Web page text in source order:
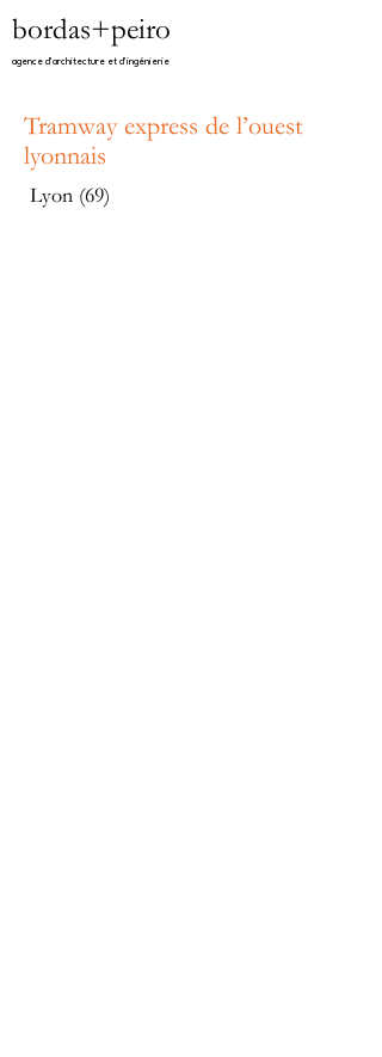
bordas+peiro
agence d'architecture et d'ingénierie​
Tramway express de l’ouest
lyonnais
Lyon (69)